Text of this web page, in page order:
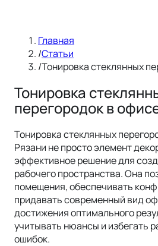
Главная
/Статьи
/Тонировка стеклянных
Тонировка
перегородок в
Тонировка стеклянных
Рязани не просто элемент
эффективное решение для
рабочего пространства. Она
помещения, обеспечивать
придавать современный вид
достижения оптимального
учитывать нюансы и избегать
ошибок.